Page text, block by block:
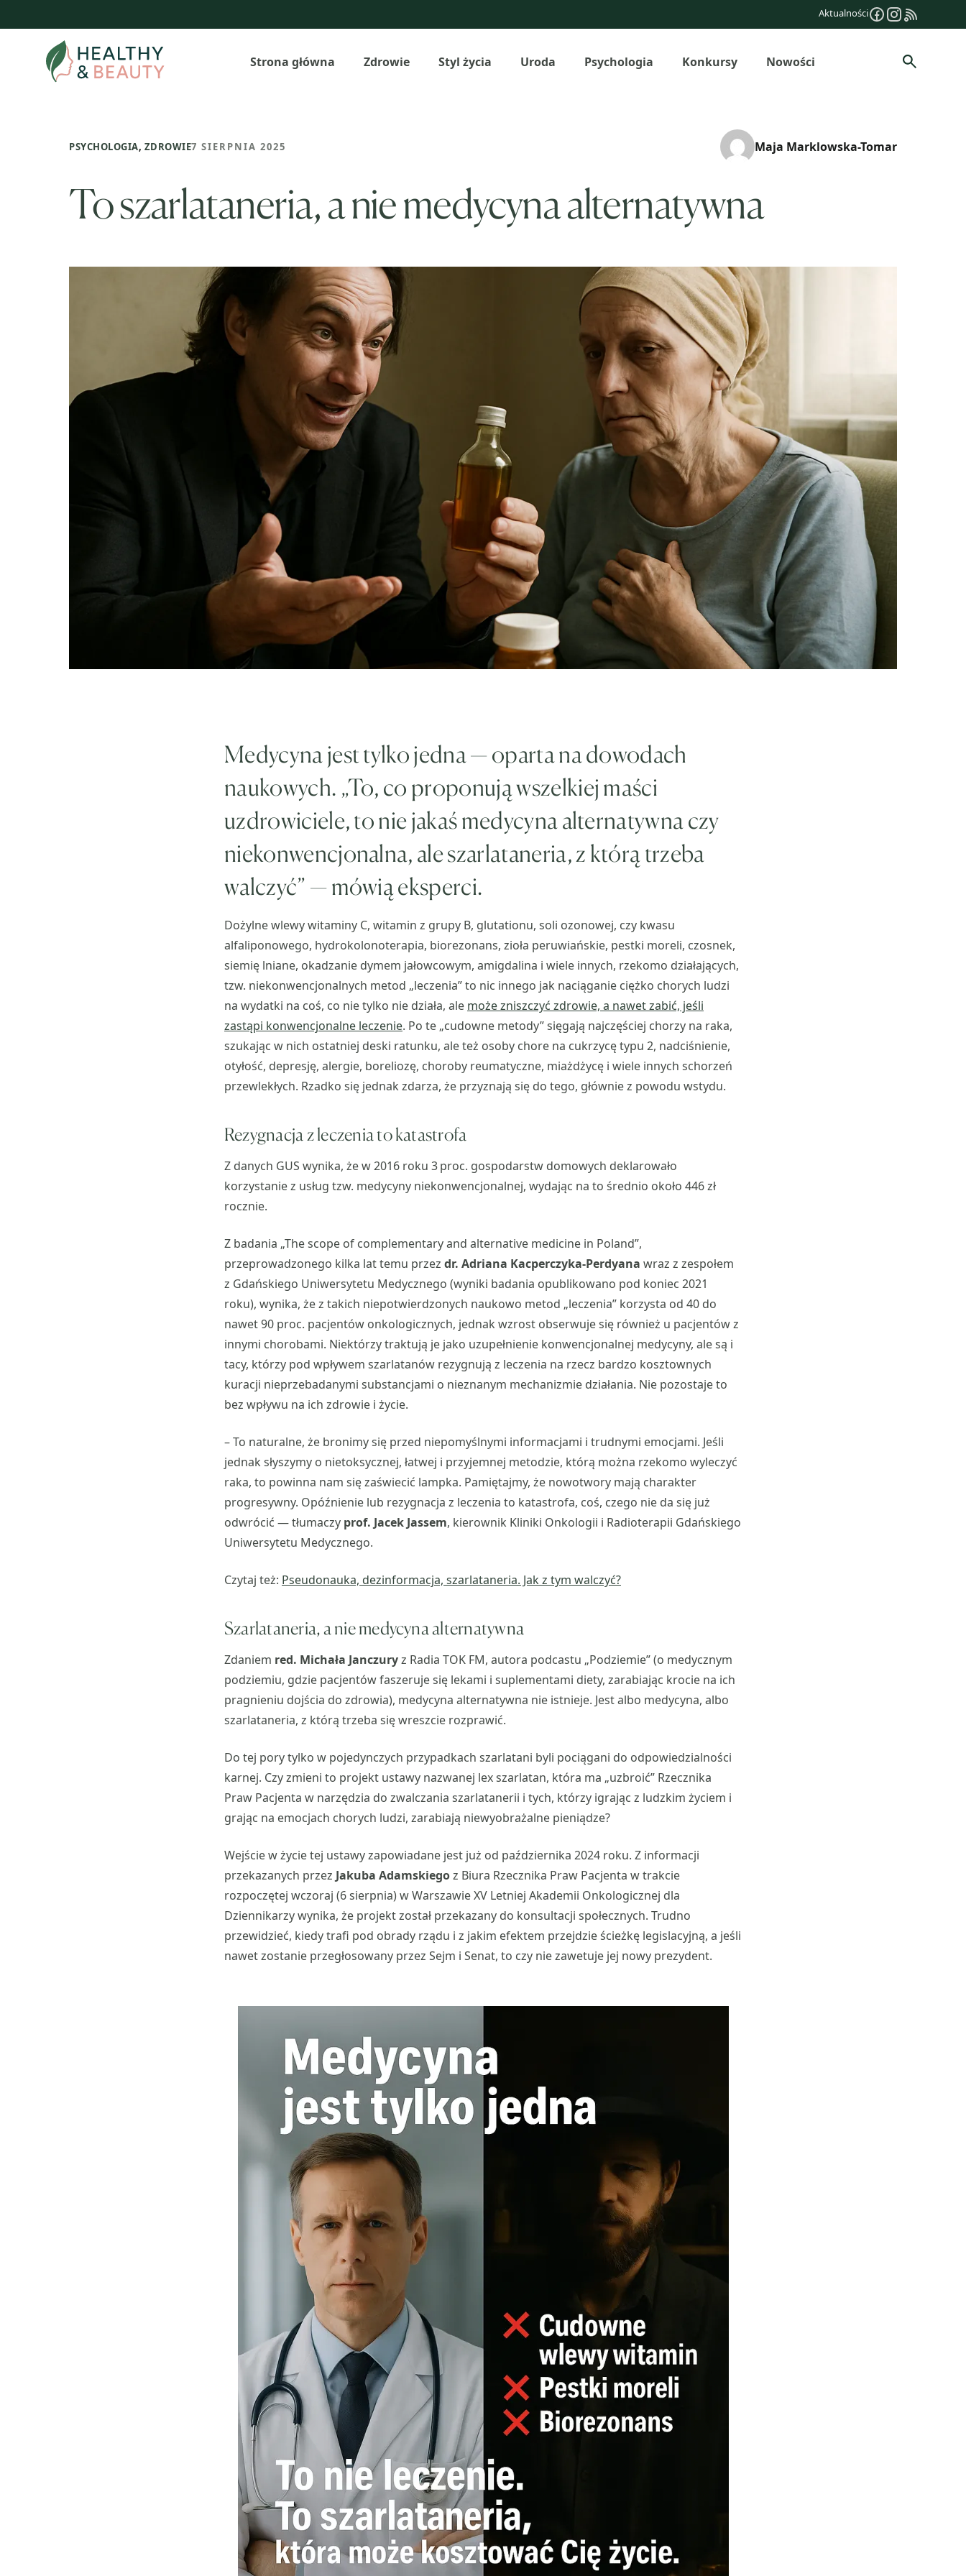
do
Aktualności
Strona główna Zdrowie Styl życia Uroda Psychologia Konkursy Nowości Szukaj
PSYCHOLOGIA, ZDROWIE7 SIERPNIA 2025 Maja Marklowska-Tomar
To szarlataneria, a nie medycyna alternatywna
Medycyna jest tylko jedna — oparta na dowodach
naukowych. „To, co proponują wszelkiej maści
uzdrowiciele, to nie jakaś medycyna alternatywna czy
niekonwencjonalna, ale szarlataneria, z którą trzeba
walczyć” — mówią eksperci.
Dożylne wlewy witaminy C, witamin z grupy B, glutationu, soli ozonowej, czy kwasu
alfaliponowego, hydrokolonoterapia, biorezonans, zioła peruwiańskie, pestki moreli, czosnek,
siemię lniane, okadzanie dymem jałowcowym, amigdalina i wiele innych, rzekomo działających,
tzw. niekonwencjonalnych metod „leczenia” to nic innego jak naciąganie ciężko chorych ludzi
na wydatki na coś, co nie tylko nie działa, ale może zniszczyć zdrowie, a nawet zabić, jeśli
zastąpi konwencjonalne leczenie. Po te „cudowne metody” sięgają najczęściej chorzy na raka,
szukając w nich ostatniej deski ratunku, ale też osoby chore na cukrzycę typu 2, nadciśnienie,
otyłość, depresję, alergie, boreliozę, choroby reumatyczne, miażdżycę i wiele innych schorzeń
przewlekłych. Rzadko się jednak zdarza, że przyznają się do tego, głównie z powodu wstydu.
Rezygnacja z leczenia to katastrofa
Z danych GUS wynika, że w 2016 roku 3 proc. gospodarstw domowych deklarowało
korzystanie z usług tzw. medycyny niekonwencjonalnej, wydając na to średnio około 446 zł
rocznie.
Z badania „The scope of complementary and alternative medicine in Poland”,
przeprowadzonego kilka lat temu przez dr. Adriana Kacperczyka-Perdyana wraz z zespołem
z Gdańskiego Uniwersytetu Medycznego (wyniki badania opublikowano pod koniec 2021
roku), wynika, że z takich niepotwierdzonych naukowo metod „leczenia” korzysta od 40 do
nawet 90 proc. pacjentów onkologicznych, jednak wzrost obserwuje się również u pacjentów z
innymi chorobami. Niektórzy traktują je jako uzupełnienie konwencjonalnej medycyny, ale są i
tacy, którzy pod wpływem szarlatanów rezygnują z leczenia na rzecz bardzo kosztownych
kuracji nieprzebadanymi substancjami o nieznanym mechanizmie działania. Nie pozostaje to
bez wpływu na ich zdrowie i życie.
– To naturalne, że bronimy się przed niepomyślnymi informacjami i trudnymi emocjami. Jeśli
jednak słyszymy o nietoksycznej, łatwej i przyjemnej metodzie, którą można rzekomo wyleczyć
raka, to powinna nam się zaświecić lampka. Pamiętajmy, że nowotwory mają charakter
progresywny. Opóźnienie lub rezygnacja z leczenia to katastrofa, coś, czego nie da się już
odwrócić — tłumaczy prof. Jacek Jassem, kierownik Kliniki Onkologii i Radioterapii Gdańskiego
Uniwersytetu Medycznego.
Czytaj też: Pseudonauka, dezinformacja, szarlataneria. Jak z tym walczyć?
Szarlataneria, a nie medycyna alternatywna
Zdaniem red. Michała Janczuryz Radia TOK FM, autora podcastu „Podziemie” (o medycznym
podziemiu, gdzie pacjentów faszeruje się lekami i suplementami diety, zarabiając krocie na ich
pragnieniu dojścia do zdrowia), medycyna alternatywna nie istnieje. Jest albo medycyna, albo
szarlataneria, z którą trzeba się wreszcie rozprawić.
Do tej pory tylko w pojedynczych przypadkach szarlatani byli pociągani do odpowiedzialności
karnej. Czy zmieni to projekt ustawy nazwanej lex szarlatan, która ma „uzbroić” Rzecznika
Praw Pacjenta w narzędzia do zwalczania szarlatanerii i tych, którzy igrając z ludzkim życiem i
grając na emocjach chorych ludzi, zarabiają niewyobrażalne pieniądze?
Wejście w życie tej ustawy zapowiadane jest już od października 2024 roku. Z informacji
przekazanych przez Jakuba Adamskiegoz Biura Rzecznika Praw Pacjenta w trakcie
rozpoczętej wczoraj (6 sierpnia) w Warszawie XV Letniej Akademii Onkologicznej dla
Dziennikarzy wynika, że projekt został przekazany do konsultacji społecznych. Trudno
przewidzieć, kiedy trafi pod obrady rządu i z jakim efektem przejdzie ścieżkę legislacyjną, a jeśli
nawet zostanie przegłosowany przez Sejm i Senat, to czy nie zawetuje jej nowy prezydent.